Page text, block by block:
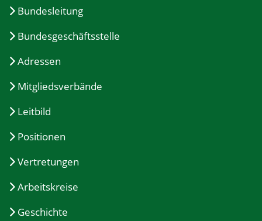
Bundesleitung
Bundesgeschäftsstelle
Adressen
Mitgliedsverbände
Leitbild
Positionen
Vertretungen
Arbeitskreise
Geschichte